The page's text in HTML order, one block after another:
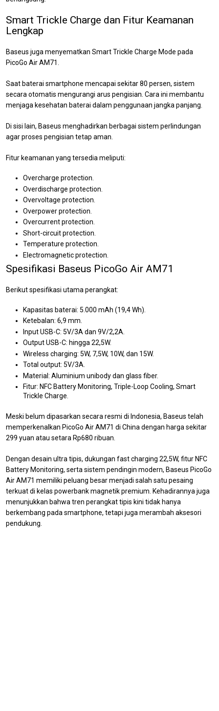
Smart Trickle Charge dan Fitur Keamanan
Lengkap
Baseus juga menyematkan Smart Trickle Charge Mode pada
PicoGo Air AM71.
Saat baterai smartphone mencapai sekitar 80 persen, sistem
secara otomatis mengurangi arus pengisian. Cara ini membantu
menjaga kesehatan baterai dalam penggunaan jangka panjang.
Di sisi lain, Baseus menghadirkan berbagai sistem perlindungan
agar proses pengisian tetap aman.
Fitur keamanan yang tersedia meliputi:
Overcharge protection.
Overdischarge protection.
Overvoltage protection.
Overpower protection.
Overcurrent protection.
Short-circuit protection.
Temperature protection.
Electromagnetic protection.
Spesifikasi Baseus PicoGo Air AM71
Berikut spesifikasi utama perangkat:
Kapasitas baterai: 5.000 mAh (19,4 Wh).
Ketebalan: 6,9 mm.
Input USB-C: 5V/3A dan 9V/2,2A.
Output USB-C: hingga 22,5W.
Wireless charging: 5W, 7,5W, 10W, dan 15W.
Total output: 5V/3A.
Material: Aluminium unibody dan glass fiber.
Fitur: NFC Battery Monitoring, Triple-Loop Cooling, Smart
Trickle Charge.
Meski belum dipasarkan secara resmi di Indonesia, Baseus telah
memperkenalkan PicoGo Air AM71 di China dengan harga sekitar
299 yuan atau setara Rp680 ribuan.
Dengan desain ultra tipis, dukungan fast charging 22,5W, fitur NFC
Battery Monitoring, serta sistem pendingin modern, Baseus PicoGo
Air AM71 memiliki peluang besar menjadi salah satu pesaing
terkuat di kelas powerbank magnetik premium. Kehadirannya juga
menunjukkan bahwa tren perangkat tipis kini tidak hanya
berkembang pada smartphone, tetapi juga merambah aksesori
pendukung.